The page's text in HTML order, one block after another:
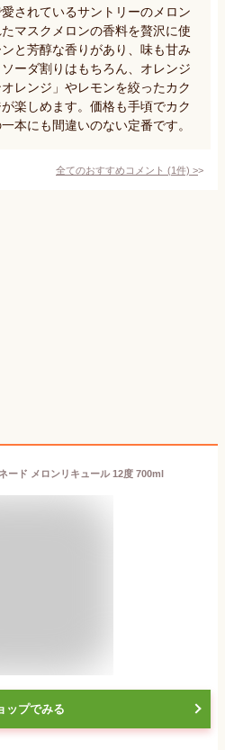
されているサントリーのメロン
マスクメロンの香料を贅沢に使
と芳醇な香りがあり、味も甘み
ーダ割りはもちろん、オレンジ
レンジ」やレモンを絞ったカク
楽しめます。価格も手頃でカク
本にも間違いのない定番です。
全てのおすすめコメント (1件) >
ード メロンリキュール 12度 700ml
ップでみる